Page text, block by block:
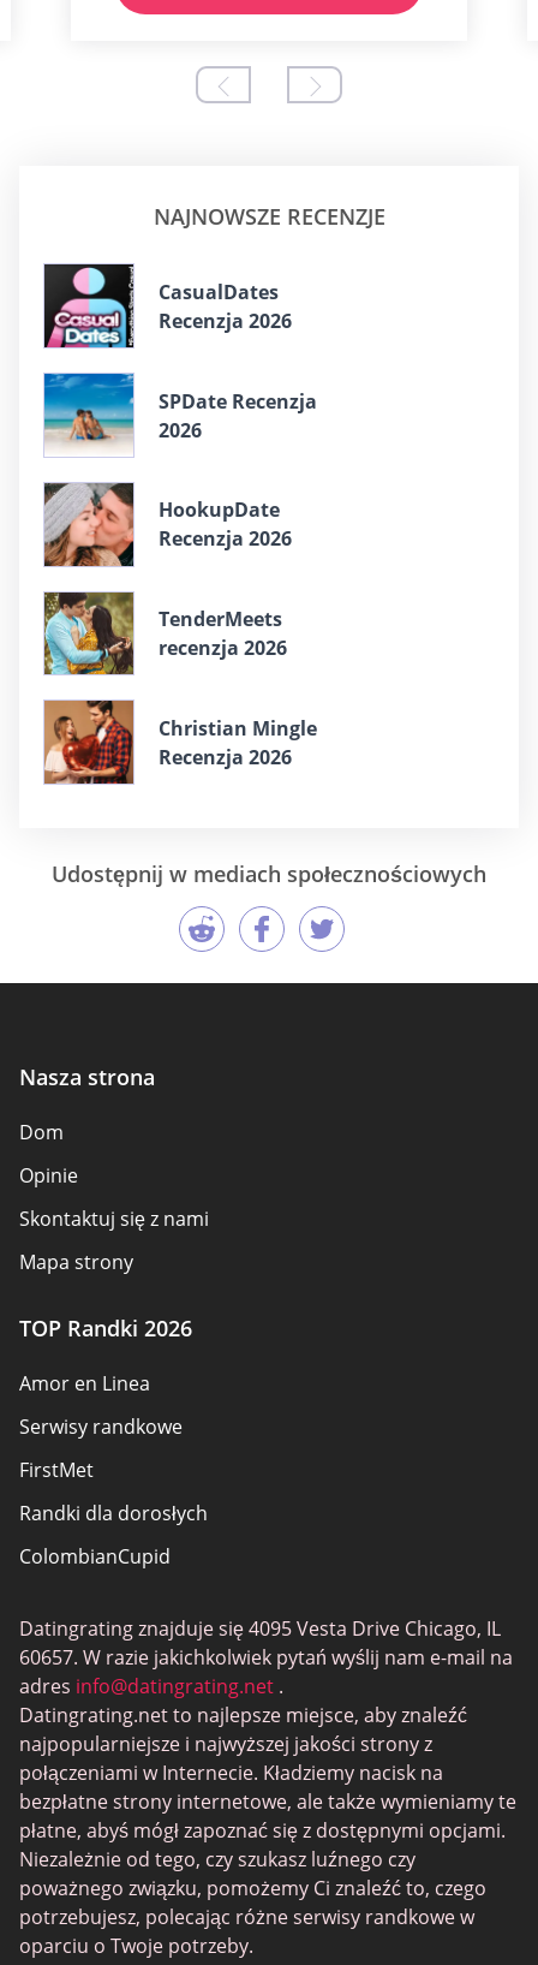
NAJNOWSZE RECENZJE
СasualDates
Recenzja 2026
SPDate Recenzja
2026
HookupDate
Recenzja 2026
TenderMeets
recenzja 2026
Christian Mingle
Recenzja 2026
Udostępnij w mediach społecznościowych
Nasza strona
Dom
Opinie
Skontaktuj się z nami
Mapa strony
TOP Randki 2026
Amor en Linea
Serwisy randkowe
FirstMet
Randki dla dorosłych
ColombianCupid
MeetMindful
Randki BDSM
BBPeopleMeet
Witryny Sugar Daddy
JPeopleMeet
Trans Dating
Senior serwisy randkowe
MyLOL
Datingrating znajduje się 4095 Vesta Drive Chicago, IL
60657. W razie jakichkolwiek pytań wyślij nam e-mail na
adres info@datingrating.net .
Datingrating.net to najlepsze miejsce, aby znaleźć
najpopularniejsze i najwyższej jakości strony z
połączeniami w Internecie. Kładziemy nacisk na
bezpłatne strony internetowe, ale także wymieniamy te
płatne, abyś mógł zapoznać się z dostępnymi opcjami.
Niezależnie od tego, czy szukasz luźnego czy
poważnego związku, pomożemy Ci znaleźć to, czego
potrzebujesz, polecając różne serwisy randkowe w
oparciu o Twoje potrzeby.